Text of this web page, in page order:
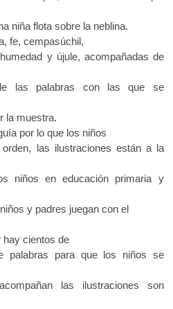
niña flota sobre la neblina.
fe, cempasúchil,
y újule, acompañadas de
las palabras con las que se
la muestra.
por lo que los niños
las ilustraciones están a la
niños en educación primaria y
y padres juegan con el
hay cientos de
palabras para que los niños se
las ilustraciones son